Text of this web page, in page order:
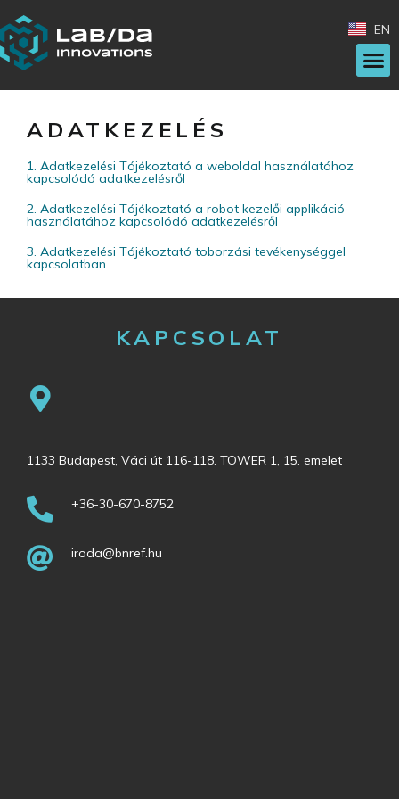
EN
ADATKEZELÉS
1. Adatkezelési Tájékoztató a weboldal használatához
kapcsolódó adatkezelésről
2. Adatkezelési Tájékoztató a robot kezelői applikáció
használatához kapcsolódó adatkezelésről
3. Adatkezelési Tájékoztató toborzási tevékenységgel
kapcsolatban
KAPCSOLAT
1133 Budapest, Váci út 116-118. TOWER 1, 15. emelet
+36-30-670-8752
iroda@bnref.hu